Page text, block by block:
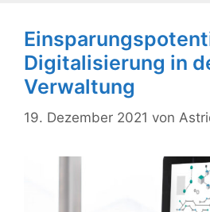
Digitalisierung in
Verwaltung
19. Dezember 2021 von